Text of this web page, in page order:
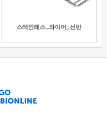
스테인레스_와이어_선반